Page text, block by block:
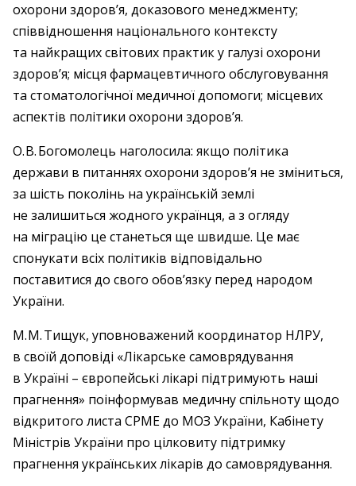
охорони здоров’я, доказового менеджменту;
співвідношення національного контексту
та найкращих світових практик у галузі охорони
здоров’я; місця фармацевтичного обслуговування
та стоматологічної медичної допомоги; місцевих
аспектів політики охорони здоров’я.
О. В. Богомолець наголосила: якщо політика
держави в питаннях охорони здоров’я не зміниться,
за шість поколінь на українській землі
не залишиться жодного українця, а з огляду
на міграцію це станеться ще швидше. Це має
спонукати всіх політиків відповідально
поставитися до свого обов’язку перед народом
України.
М. М. Тищук, уповноважений координатор НЛРУ,
в своїй доповіді «Лікарське самоврядування
в Україні – європейські лікарі підтримують наші
прагнення» поінформував медичну спільноту щодо
відкритого листа СРМЕ до МОЗ України, Кабінету
Міністрів України про цілковиту підтримку
прагнення українських лікарів до самоврядування.